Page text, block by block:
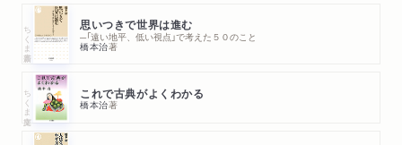
ちくま新書 思いつきで世界は進む
─「遠い地平、低い視点」で考えた５０のこと
橋本治著
ちくま文庫 これで古典がよくわかる
橋本治著